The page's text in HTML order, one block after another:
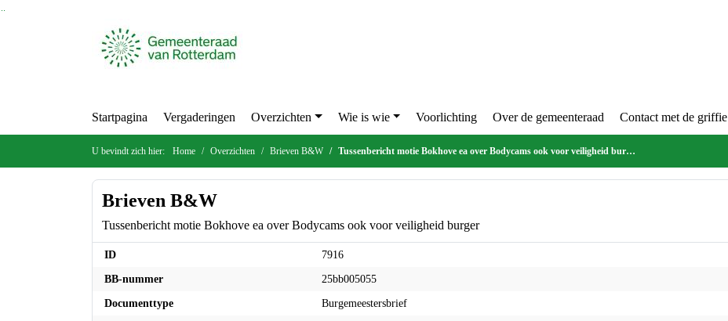
Startpagina Vergaderingen Overzichten Wie is wie Voorlichting Over de gemeenteraad Contact met de griffie
U bevindt zich hier: Home Overzichten Brieven B&W Tussenbericht motie Bokhove ea over Bodycams ook voor veiligheid burger
Brieven B&W
Tussenbericht motie Bokhove ea over Bodycams ook voor veiligheid burger
ID 7916
BB-nummer 25bb005055
Documenttype Burgemeestersbrief